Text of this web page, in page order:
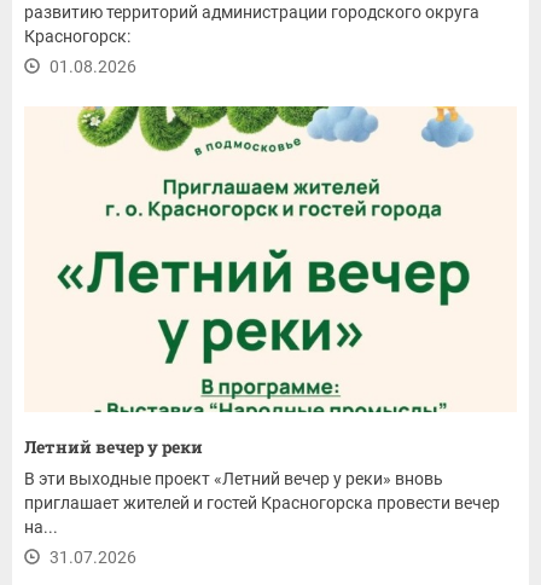
развитию территорий администрации городского округа
Красногорск:
01.08.2026
Летний вечер у реки
В эти выходные проект «Летний вечер у реки» вновь
приглашает жителей и гостей Красногорска провести вечер
на...
31.07.2026